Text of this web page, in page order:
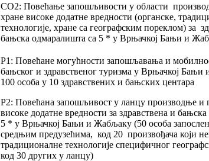
СО2: Повећање запошљивости у области
хране високе додатне вредности (органске,
технологије, хране са географским пореклом) за
бањска одмаралишта са 5 * у Врњачкој Бањи и
Р1: Повећане могућности запошљавања и
бањског и здравственог туризма у Врњачкој Бањи
100 особа у 10 здравствених и бањских центара
Р2: Повећана запошљивост у ланцу производње и
високе додатне вредности за здравствена и
5 * у Врњачкој Бањи и Жабљаку (50 особа
средњим предузећима, код 20 произвођача који
традиционалне технологије специфичног
код 30 других у ланцу)